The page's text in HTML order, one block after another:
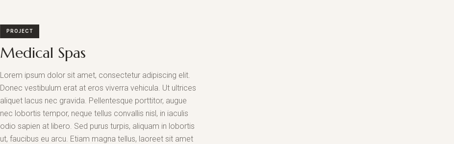
PROJECT
Medical Spas
Lorem ipsum dolor sit amet, consectetur adipiscing elit.
Donec vestibulum erat at eros viverra vehicula. Ut ultrices
aliquet lacus nec gravida. Pellentesque porttitor, augue
nec lobortis tempor, neque tellus convallis nisl, in iaculis
odio sapien at libero. Sed purus turpis, aliquam in lobortis
ut, faucibus eu arcu. Etiam magna tellus, laoreet sit amet